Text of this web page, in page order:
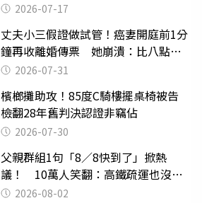
2026-07-17
丈夫小三假證做試管！癌妻開庭前1分
鐘再收離婚傳票 她崩潰：比八點檔
還扯2026-07-31
檳榔攤助攻！85度C騎樓擺桌椅被告
檢翻28年舊判決認證非竊佔
2026-07-30
父親群組1句「8／8快到了」掀熱
議！ 10萬人笑翻：高鐵疏運也沒列
父親節
2026-08-02